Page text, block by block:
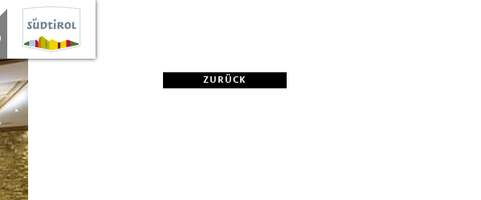
ZURÜCK